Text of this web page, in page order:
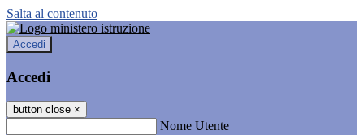
Salta al contenuto
Accedi
Accedi
button close ×
Nome Utente